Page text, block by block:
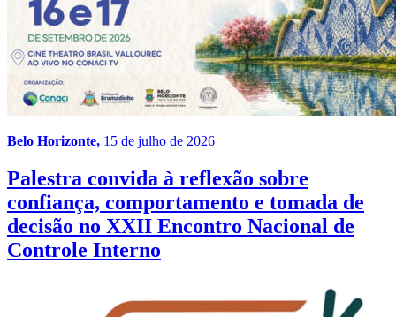
Belo Horizonte, 15 de julho de 2026
Palestra convida à reflexão sobre
confiança, comportamento e tomada de
decisão no XXII Encontro Nacional de
Controle Interno